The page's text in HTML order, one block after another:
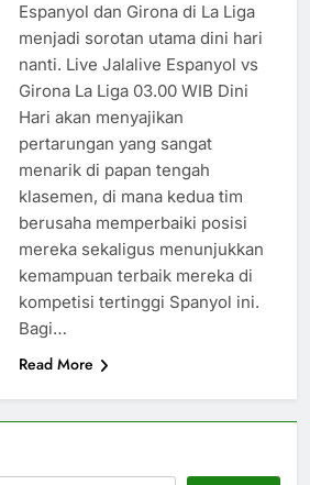
Espanyol dan Girona di La Liga
menjadi sorotan utama dini hari
nanti. Live Jalalive Espanyol vs
Girona La Liga 03.00 WIB Dini
Hari akan menyajikan
pertarungan yang sangat
menarik di papan tengah
klasemen, di mana kedua tim
berusaha memperbaiki posisi
mereka sekaligus menunjukkan
kemampuan terbaik mereka di
kompetisi tertinggi Spanyol ini.
Bagi…
Read More